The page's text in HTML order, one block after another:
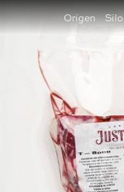
Origen Silo